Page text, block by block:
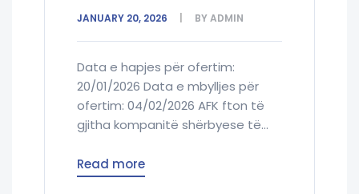
JANUARY 20, 2026 BYADMIN
Data e hapjes për ofertim:
20/01/2026 Data e mbylljes për
ofertim: 04/02/2026 AFK fton të
gjitha kompanitë shërbyese të...
Read more